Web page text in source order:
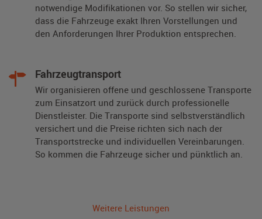
notwendige Modifikationen vor. So stellen wir sicher,
dass die Fahrzeuge exakt Ihren Vorstellungen und
den Anforderungen Ihrer Produktion entsprechen.
Fahrzeugtransport
Wir organisieren offene und geschlossene Transporte
zum Einsatzort und zurück durch professionelle
Dienstleister. Die Transporte sind selbstverständlich
versichert und die Preise richten sich nach der
Transportstrecke und individuellen Vereinbarungen.
So kommen die Fahrzeuge sicher und pünktlich an.
Weitere Leistungen